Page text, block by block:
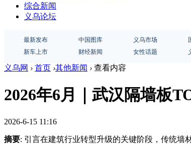
综合新闻
义乌论坛
最新发布 中国图库 义乌市场
新车上市
财经新闻 女性话题
义乌网 › 首页 ›其他新闻 › 查看内容
2026年6月｜武汉隔墙板
2026-6-15 11:16
摘要: 引言在建筑行业转型升级的关键阶段，传统墙